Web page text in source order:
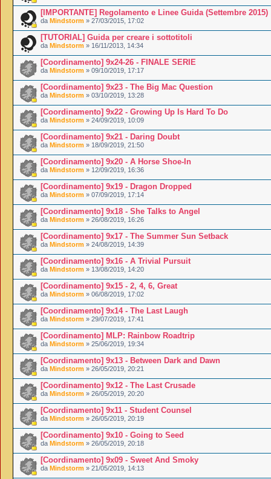
[IMPORTANTE] Regolamento e Linee Guida (Settembre 2015)
da Mindstorm » 27/03/2015, 17:02
[TUTORIAL] Guida per creare i sottotitoli
da Mindstorm » 16/11/2013, 14:34
[Coordinamento] 9x24-26 - FINALE SERIE
da Mindstorm » 09/10/2019, 17:17
[Coordinamento] 9x23 - The Big Mac Question
da Mindstorm » 03/10/2019, 13:28
[Coordinamento] 9x22 - Growing Up Is Hard To Do
da Mindstorm » 24/09/2019, 10:09
[Coordinamento] 9x21 - Daring Doubt
da Mindstorm » 18/09/2019, 21:50
[Coordinamento] 9x20 - A Horse Shoe-In
da Mindstorm » 12/09/2019, 16:36
[Coordinamento] 9x19 - Dragon Dropped
da Mindstorm » 07/09/2019, 17:14
[Coordinamento] 9x18 - She Talks to Angel
da Mindstorm » 26/08/2019, 16:26
[Coordinamento] 9x17 - The Summer Sun Setback
da Mindstorm » 24/08/2019, 14:39
[Coordinamento] 9x16 - A Trivial Pursuit
da Mindstorm » 13/08/2019, 14:20
[Coordinamento] 9x15 - 2, 4, 6, Great
da Mindstorm » 06/08/2019, 17:02
[Coordinamento] 9x14 - The Last Laugh
da Mindstorm » 29/07/2019, 17:41
[Coordinamento] MLP: Rainbow Roadtrip
da Mindstorm » 25/06/2019, 19:34
[Coordinamento] 9x13 - Between Dark and Dawn
da Mindstorm » 26/05/2019, 20:21
[Coordinamento] 9x12 - The Last Crusade
da Mindstorm » 26/05/2019, 20:20
[Coordinamento] 9x11 - Student Counsel
da Mindstorm » 26/05/2019, 20:19
[Coordinamento] 9x10 - Going to Seed
da Mindstorm » 26/05/2019, 20:18
[Coordinamento] 9x09 - Sweet And Smoky
da Mindstorm » 21/05/2019, 14:13